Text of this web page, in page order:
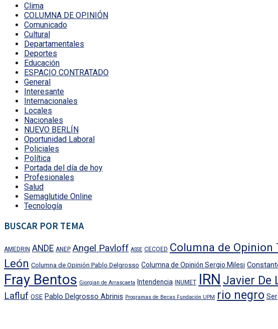
Clima
COLUMNA DE OPINIÓN
Comunicado
Cultural
Departamentales
Deportes
Educación
ESPACIO CONTRATADO
General
Interesante
Internacionales
Locales
Nacionales
NUEVO BERLÍN
Oportunidad Laboral
Policiales
Política
Portada del día de hoy
Profesionales
Salud
Semaglutide Online
Tecnología
BUSCAR POR TEMA
AMEDRIN ANDE ANEP Angel Pavloff ASSE CECOED Columna de Opinion
León Columna de Opinión Pablo Delgrosso Columna de Opinión Sergio Milesi
Fray Bentos Giorgian de Arrascaeta Intendencia INUMET IRN Javier De
Lafluf OSE Pablo Delgrosso Abrinis Programas de Becas Fundación UPM rio negro